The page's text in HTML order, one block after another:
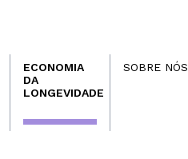
ECONOMIA
DA
LONGEVIDADE
SOBRE NÓS